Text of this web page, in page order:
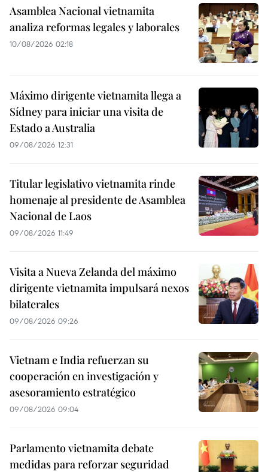
Asamblea Nacional vietnamita
analiza reformas legales y laborales
10/08/2026 02:18
Máximo dirigente vietnamita llega a
Sídney para iniciar una visita de
Estado a Australia
09/08/2026 12:31
Titular legislativo vietnamita rinde
homenaje al presidente de Asamblea
Nacional de Laos
09/08/2026 11:49
Visita a Nueva Zelanda del máximo
dirigente vietnamita impulsará nexos
bilaterales
09/08/2026 09:26
Vietnam e India refuerzan su
cooperación en investigación y
asesoramiento estratégico
09/08/2026 09:04
Parlamento vietnamita debate
medidas para reforzar seguridad